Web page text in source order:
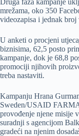
Druga faza kampanje
mrežama, oko 350
videozapisa i jednak
U anketi o procjeni
biznisima, 62,5 posto
kampanje, dok je 68,8
promociji njihovih
treba nastaviti.
Kampanju Hrana
Sweden/USAID
provođenje njene misije
suradnji s agencijom
gradeći na njenim